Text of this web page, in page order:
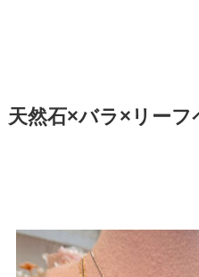
天然石×バラ×リーフ